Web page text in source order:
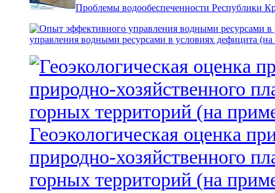
Проблемы водообеспеченности Республики
управления водными ресурсами в условиях дефицита
Геоэкологическая оценка
природно-хозяйственного
горных территорий (на